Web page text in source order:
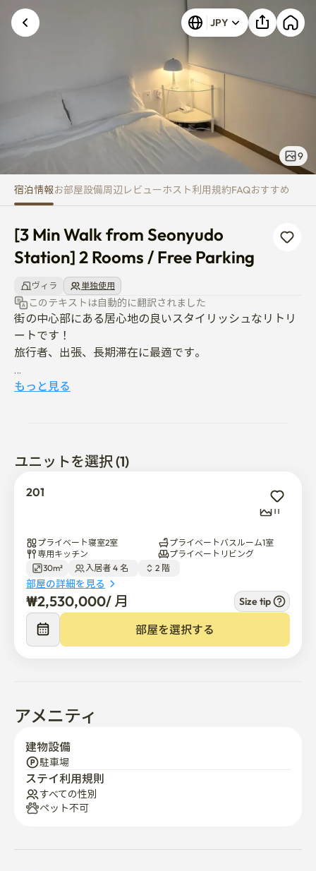
[3 Min Walk from Seonyudo
JPY
9
宿泊情報お部屋設備周辺 レビューホスト利用規約FAQおすすめ
[3 Min Walk from Seonyudo
Station] 2 Rooms / Free Parking
ヴィラ 単独使用
このテキストは自動的に翻訳されました
街の中心部にある居心地の良いスタイリッシュなリトリ
ートです！
旅行者、出張、長期滞在に最適です。
便利な場所です
近隣アトラクション&アメニティ
• 仙遊島漢江公園徒歩10分
歩3分です
宿泊施設詳細
リビング&ベッドルーム（2室）
• ホームシアター設定: プロジェクタ、スクリーン、スピ
ーカ
• テーブル&椅子2点セット
• エアコン&電熱パッド
• ハンガー&ハンガー
バスルーム&ランドリー
• ヘアドライヤー、タオル、トイレットペーパー
• アメニティ:シャンプー、コンディショナー、ボディウ
もっと見る
ユニットを選択 (1)
201
11
プライベート寝室2室
プライベートバスルーム1室
専用キッチン
プライベートリビング
30m²
入居者 4 名 2 階
部屋の詳細を見る
₩2,530,000/ 月 Size tip
部屋を選択する
アメニティ
建物設備
駐車場
ステイ利用規則
すべての性別
ペット不可